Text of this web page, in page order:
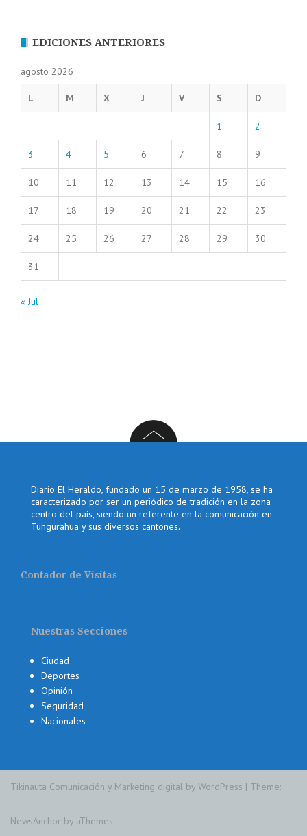
EDICIONES ANTERIORES
agosto 2026
L M X J V S D
1 2
3 4 5 6 7 8 9
10 11 12 13 14 15 16
17 18 19 20 21 22 23
24 25 26 27 28 29 30
31
« Jul
Diario El Heraldo, fundado un 15 de marzo de 1958, se ha
caracterizado por ser un periódico de tradición en la zona
centro del país, siendo un referente en la comunicación en
Tungurahua y sus diversos cantones.
Contador de Visitas
Nuestras Secciones
Ciudad
Deportes
Opinión
Seguridad
Nacionales
Tikinauta Comunicación y Marketing digital by WordPress | Theme:
NewsAnchor by aThemes.